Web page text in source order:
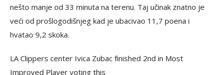
nešto manje od 33 minuta na terenu. Taj učinak znatno je
veći od prošlogodišnjeg kad je ubacivao 11,7 poena i
hvatao 9,2 skoka.
LA Clippers center Ivica Zubac finished 2nd in Most
Improved Player voting this